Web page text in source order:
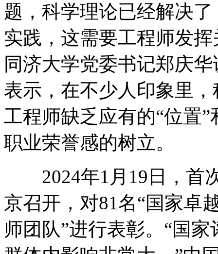
题，科学理论已经解决
实践，这需要工程师发
同济大学党委书记郑庆
表示，在不少人印象里
工程师缺乏应有的“位置
职业荣誉感的树立。
2024年1月19日，首
京召开，对81名“国家卓
师团队”进行表彰。“国